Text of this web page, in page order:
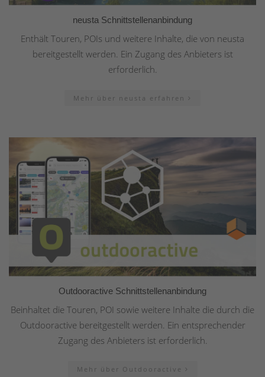
neusta Schnittstellenanbindung
Enthält Touren, POIs und weitere Inhalte, die von neusta
bereitgestellt werden. Ein Zugang des Anbieters ist
erforderlich.
Mehr über neusta erfahren
Outdooractive Schnittstellenanbindung
Beinhaltet die Touren, POI sowie weitere Inhalte die durch die
Outdooractive bereitgestellt werden. Ein entsprechender
Zugang des Anbieters ist erforderlich.
Mehr über Outdooractive